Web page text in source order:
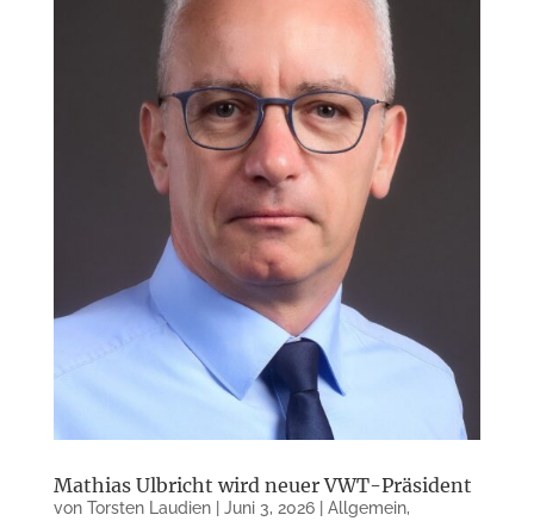
Mathias Ulbricht wird neuer VWT-Präsident
von Torsten Laudien| Juni 3, 2026| Allgemein,